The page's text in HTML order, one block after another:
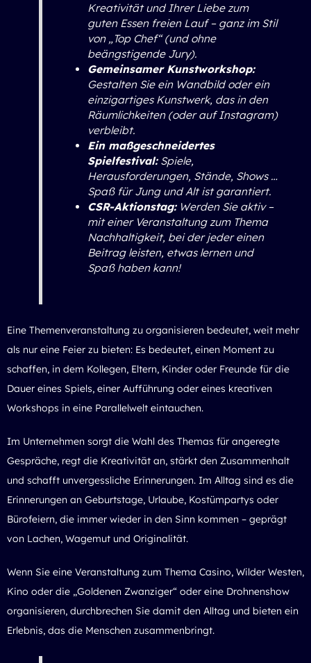
Kreativität und Ihrer Liebe zum
guten Essen freien Lauf – ganz im Stil
von „Top Chef“ (und ohne
beängstigende Jury).
Gemeinsamer Kunstworkshop:
Gestalten Sie ein Wandbild oder ein
einzigartiges Kunstwerk, das in den
Räumlichkeiten (oder auf Instagram)
verbleibt.
Ein maßgeschneidertes
Spielfestival:Spiele,
Herausforderungen, Stände, Shows …
Spaß für Jung und Alt ist garantiert.
CSR-Aktionstag:Werden Sie aktiv –
mit einer Veranstaltung zum Thema
Nachhaltigkeit, bei der jeder einen
Beitrag leisten, etwas lernen und
Spaß haben kann!
Eine Themenveranstaltung zu organisieren bedeutet, weit mehr
als nur eine Feier zu bieten: Es bedeutet, einen Moment zu
schaffen, in dem Kollegen, Eltern, Kinder oder Freunde für die
Dauer eines Spiels, einer Aufführung oder eines kreativen
Workshops in eine Parallelwelt eintauchen.
Im Unternehmen sorgt die Wahl des Themas für angeregte
Gespräche, regt die Kreativität an, stärkt den Zusammenhalt
und schafft unvergessliche Erinnerungen. Im Alltag sind es die
Erinnerungen an Geburtstage, Urlaube, Kostümpartys oder
Bürofeiern, die immer wieder in den Sinn kommen – geprägt
von Lachen, Wagemut und Originalität.
Wenn Sie eine Veranstaltung zum Thema Casino, Wilder Westen,
Kino oder die „Goldenen Zwanziger“ oder eine Drohnenshow
organisieren, durchbrechen Sie damit den Alltag und bieten ein
Erlebnis, das die Menschen zusammenbringt.